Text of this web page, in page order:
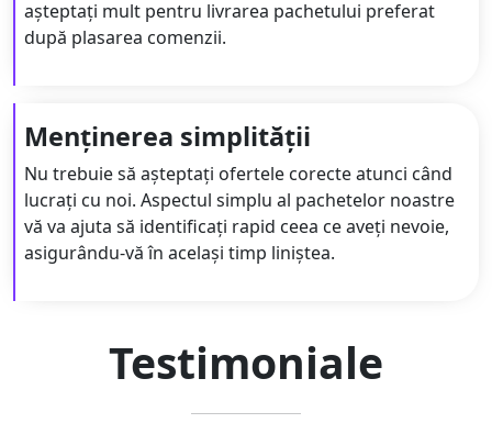
așteptați mult pentru livrarea pachetului preferat
după plasarea comenzii.
Menținerea simplității
Nu trebuie să așteptați ofertele corecte atunci când
lucrați cu noi. Aspectul simplu al pachetelor noastre
vă va ajuta să identificați rapid ceea ce aveți nevoie,
asigurându-vă în același timp liniștea.
Testimoniale